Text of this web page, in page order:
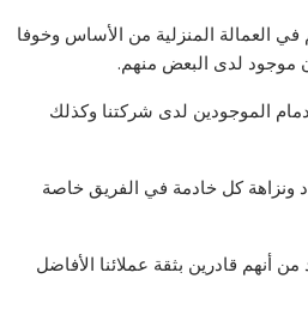
العمالة المنزلية من الأساس وخوفا
موجود لدى البعض منهم.
الموجودين لدى شركتنا وكذلك
ونزاهة كل خادمة في الفريق خاصة
قادرين بثقة عملائنا الأفاضل